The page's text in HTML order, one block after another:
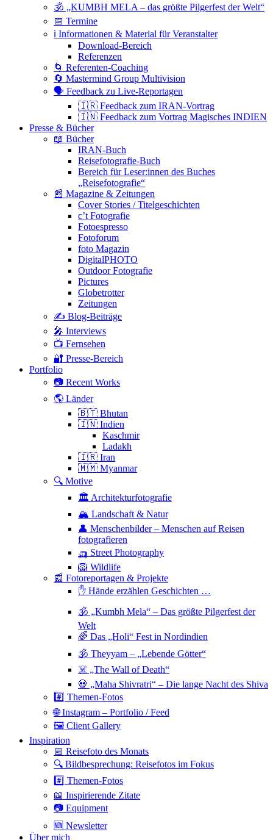
🕉 „KUMBH MELA – das größte Pilgerfest der Welt“
📅 Termine
ℹ️ Informationen & Material für Veranstalter
Download-Bereich
Referenzen
🌀 Referenten-Coaching
🔄 Mastermind Group Multivision
🗣 Feedback zu Live-Reportagen
🇮🇷 Feedback zum IRAN-Vortrag
🇮🇳 Feedback zum Vortrag Magisches INDIEN
Presse & Bücher
📖 Bücher
IRAN-Buch
Reisefotografie-Buch
Bereich für Leser:innen des Buches
„Reisefotografie“
📰 Magazine & Zeitungen
Cover Stories / Titelgeschichten
c’t Fotografie
Fotoespresso
Fotoforum
foto Magazin
DigitalPHOTO
Outdoor Fotografie
Pictures
Globetrotter
Zeitungen
✍️ Blog-Beiträge
🎤 Interviews
📺 Fernsehen
🔐 Presse-Bereich
Portfolio
📷 Recent Works
🌎 Länder
🇧🇹 Bhutan
🇮🇳 Indien
Kaschmir
Ladakh
🇮🇷 Iran
🇲🇲 Myanmar
🔍 Motive
🏛 Architekturfotografie
🏔 Landschaft & Natur
👤 Menschenbilder – Menschen auf Reisen
fotografieren
🛺 Street Photography
🦁 Wildlife
📰 Fotoreportagen & Projekte
✋ Hände erzählen Geschichten …
🕉 „Kumbh Mela“ – Das größte Pilgerfest der
Welt
🌈 Das „Holi“ Fest in Nordindien
🕉 Theyyam – „Lebende Götter“
☠️ „The Wall of Death“
💀 „Maha Shivratri“ – Die lange Nacht des Shiva
#️⃣ Themen-Fotos
🌐 Instagram – Portfolio / Feed
🖼 Client Gallery
Inspiration
📅 Reisefoto des Monats
🔍 Bildbesprechung: Reisefotos im Fokus
#️⃣ Themen-Fotos
📖 Inspirierende Zitate
📷 Equipment
🆕 Newsletter
Über mich